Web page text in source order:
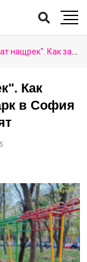
на парк в София събуди хората да го запазят
Как
в София